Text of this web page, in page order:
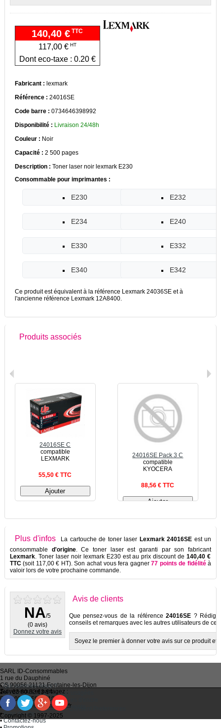
140,40 € TTC
117,00 €HT
Dont eco-taxe : 0.20 €
Fabricant : lexmark
Référence : 24016SE
Code barre : 0734646398992
Disponibilité : Livraison 24/48h
Couleur : Noir
Capacité : 2 500 pages
Description : Toner laser noir lexmark E230
Consommable pour imprimantes :
E230 E232
E234 E240
E330 E332
E340 E342
Ce produit est équivalent à la référence Lexmark 24036SE et à
l'ancienne référence Lexmark 12A8400.
Produits associés
24016SE C
compatible
LEXMARK
55,50 € TTC
24016SE Pack 3 C
compatible
KYOCERA
88,56 € TTC
Plus d'infos La cartouche de toner laser Lexmark 24016SE est un
consommable d'origine. Ce toner laser est garanti par son fabricant
Lexmark. Toner laser noir lexmark E230 est au prix discount de140,40 €
TTC(soit 117,00 € HT). Son achat vous fera gagner77 points de fidélitéà
valoir lors de votre prochaine commande.
Avis de clients
NA/5
(0 avis)
Donnez votre avis
Que pensez-vous de la référence24016SE ?
conseils et remarques avec les autres utilisateurs de ce
Soyez le premier à donner votre avis sur ce produit et
SARL ID-Consommables
1 rue du Dauphiné
CS 90056 21121Fontaine-les-Dijon
Tel :03 80 52 63 64
Fax :03 80 58 81 10
Email : idc@imprimantes.fr
•Qui sommes-nous ?
•Recycler ses cartouches usagées
• Bien choisir ses cartouches d'encre
•
Conditions générales de vente
•Plan du site
•Contactez-nous
Suivez-nous et partagez :
Consent Preferences
Copyright © 1997-2025